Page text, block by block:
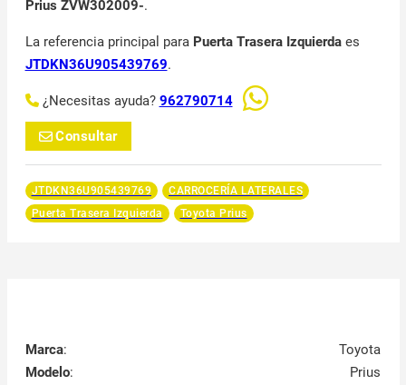
Prius ZVW302009-.
La referencia principal para Puerta Trasera Izquierdaes
JTDKN36U905439769.
¿Necesitas ayuda? 962790714
Consultar
JTDKN36U905439769
CARROCERÍA LATERALES
Puerta Trasera Izquierda
Toyota Prius
Marca:
Toyota
Modelo:
Prius